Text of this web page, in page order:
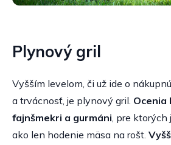
Plynový gril
Vyšším levelom, či už ide o
a trvácnosť, je plynový gril. Ocenia
fajnšmekri a gurmáni, pre ktorých
ako len hodenie mäsa na rošt.